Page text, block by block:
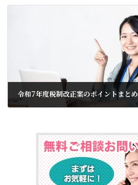
令和7年度税制改正案のポイントまとめ